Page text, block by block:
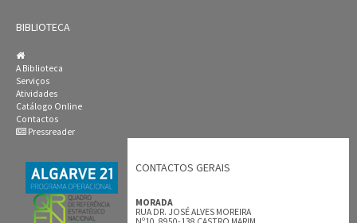
BIBLIOTECA
A Biblioteca
Serviços
Atividades
Catálogo Online
Contactos
Pressreader
CONTACTOS GERAIS
MORADA
RUA DR. JOSÉ ALVES MOREIRA